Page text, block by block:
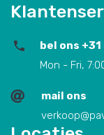
bel ons
Mon - Fri,
mail ons